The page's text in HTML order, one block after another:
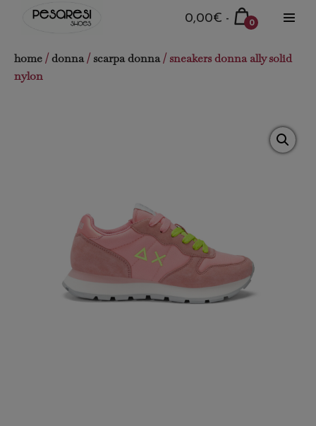
Carrello
spesa
0,00€ -
0
carrello
home/donna/ scarpa donna/ sneakers donna ally solid
nylon